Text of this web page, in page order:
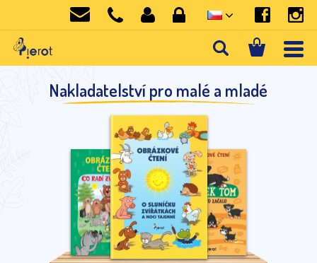
Nakladatelství pro malé a mladé